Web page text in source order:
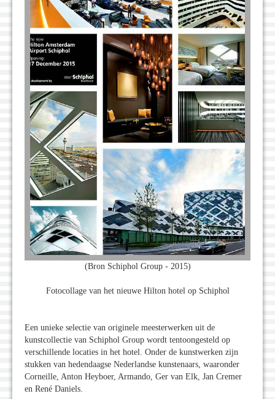
(Bron Schiphol Group - 2015)
Fotocollage van het nieuwe Hilton hotel op Schiphol
Een unieke selectie van originele meesterwerken uit de
kunstcollectie van Schiphol Group wordt tentoongesteld op
verschillende locaties in het hotel. Onder de kunstwerken zijn
stukken van hedendaagse Nederlandse kunstenaars, waaronder
Corneille, Anton Heyboer, Armando, Ger van Elk, Jan Cremer
en René Daniels.